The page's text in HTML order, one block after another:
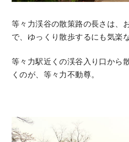
等々力渓谷の散策路の長さは、
で、ゆっくり散歩するにも気楽な
等々力駅近くの渓谷入り口から
くのが、等々力不動尊。